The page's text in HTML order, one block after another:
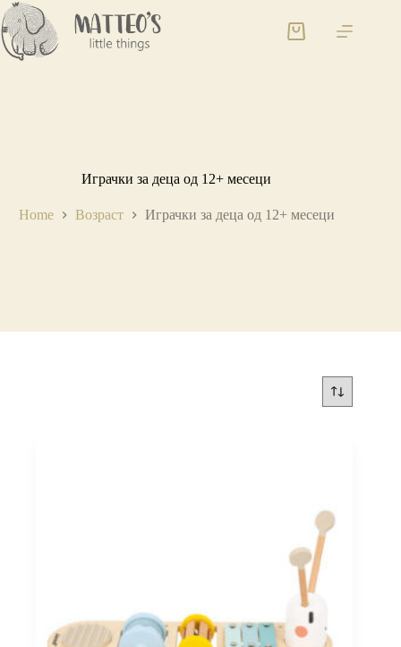
Играчки за деца од 12+ месеци
Home Возраст Играчки за деца од 12+ месеци